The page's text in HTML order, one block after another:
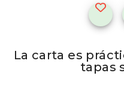
La carta es
tapas